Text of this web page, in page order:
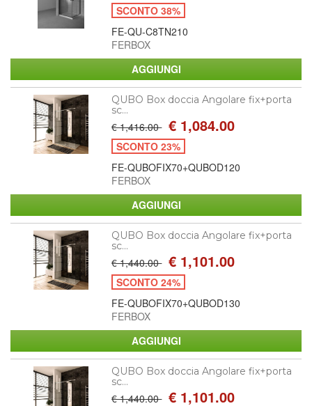
SCONTO 38%
FE-QU-C8TN210
FERBOX
QUBO Box doccia Angolare fix+porta
sc...
€ 1,416.00 € 1,084.00
SCONTO 23%
FE-QUBOFIX70+QUBOD120
FERBOX
QUBO Box doccia Angolare fix+porta
sc...
€ 1,440.00 € 1,101.00
SCONTO 24%
FE-QUBOFIX70+QUBOD130
FERBOX
QUBO Box doccia Angolare fix+porta
sc...
€ 1,440.00 € 1,101.00